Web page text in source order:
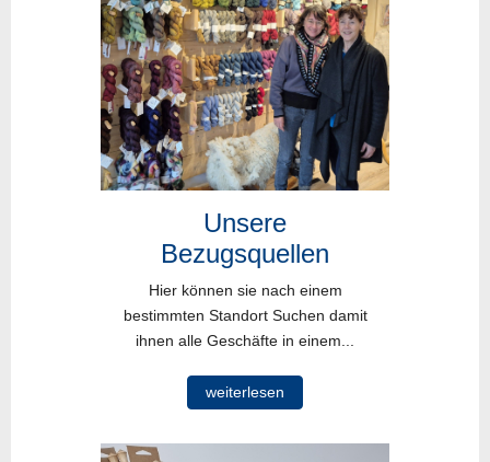
Unsere
Bezugsquellen
Hier können sie nach einem
bestimmten Standort Suchen damit
ihnen alle Geschäfte in einem...
weiterlesen